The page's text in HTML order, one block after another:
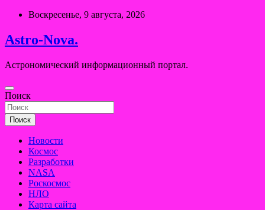
Перейти
содержимому
Воскресенье, 9 августа, 2026
Astro-Nova.
Астрономический информационный портал.
Поиск
Поиск
Новости
Космос
Разработки
NASA
Роскосмос
НЛО
Карта сайта